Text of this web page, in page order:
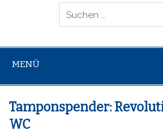
MENÜ
Tamponspender:
WC